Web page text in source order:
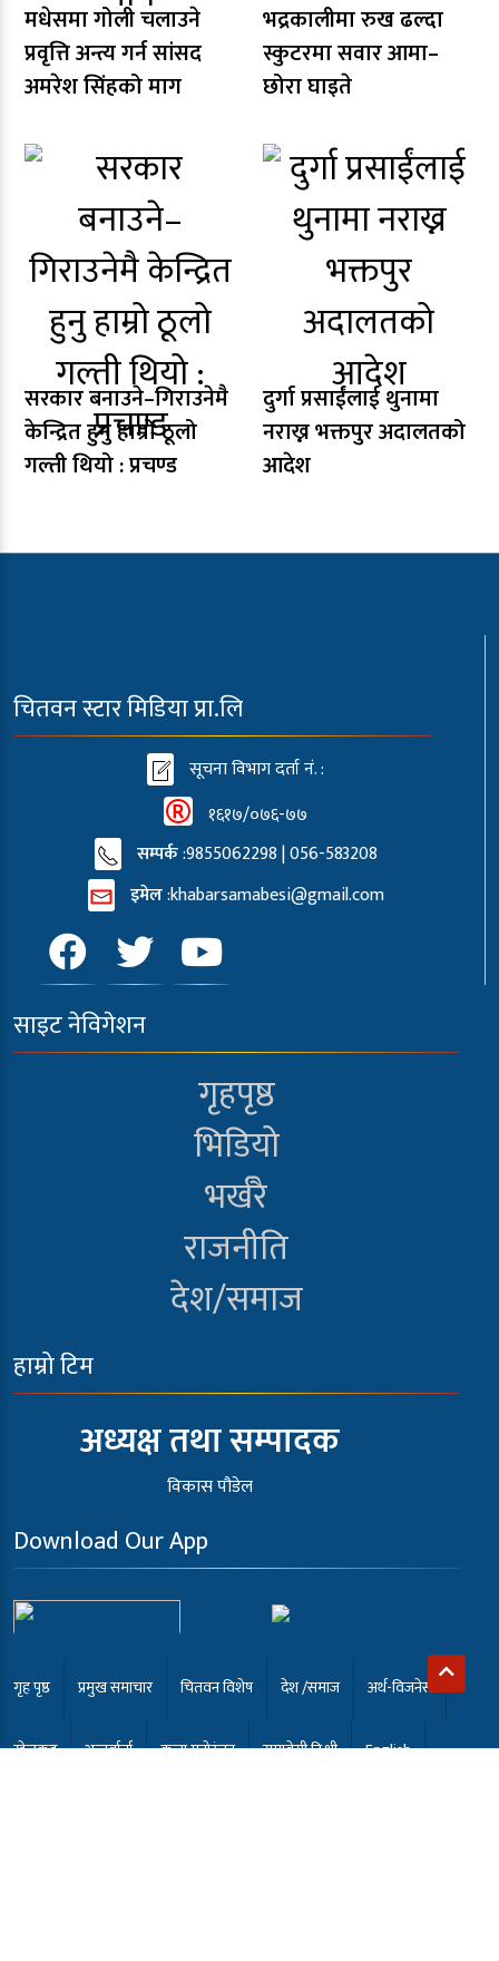
मधेसमा गोली चलाउने
प्रवृत्ति अन्त्य गर्न सांसद
अमरेश सिंहको माग
भद्रकालीमा रुख ढल्दा
स्कुटरमा सवार आमा–
छोरा घाइते
सरकार बनाउने–गिराउनेमै
केन्द्रित हुनु हाम्रो ठूलो
गल्ती थियो : प्रचण्ड
दुर्गा प्रसाईंलाई थुनामा
नराख्न भक्तपुर अदालतको
आदेश
चितवन स्टार मिडिया प्रा.लि
सूचना विभाग दर्ता नं. :
१६१७/०७६-७७
सम्पर्क:9855062298 | 056-583208
इमेल:khabarsamabesi@gmail.com
साइट नेविगेशन
गृहपृष्ठ
भिडियो
भर्खरै
राजनीति
देश/समाज
हाम्रो टिम
अध्यक्ष तथा सम्पादक
विकास पौडेल
Download Our App
गृह पृष्ठ प्रमुख समाचार चितवन विशेष देश /समाज अर्थ-विजनेस
खेलकुद अन्तर्वार्ता कला मनोरंजन समाबेसी टि.भी English